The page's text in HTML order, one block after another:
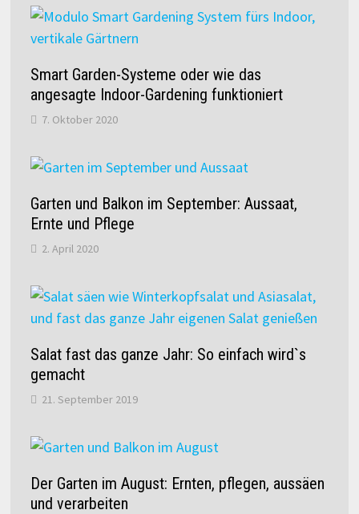
Smart Garden-Systeme oder wie das
angesagte Indoor-Gardening funktioniert
7. Oktober 2020
Garten und Balkon im September: Aussaat,
Ernte und Pflege
2. April 2020
Salat fast das ganze Jahr: So einfach wird`s
gemacht
21. September 2019
Der Garten im August: Ernten, pflegen, aussäen
und verarbeiten